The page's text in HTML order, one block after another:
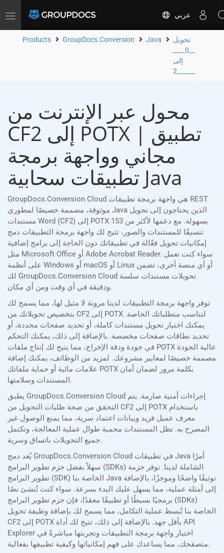
Toggle
عربي
Products GroupDocs.Conversion Java
تحويل
إلى
محول عبر الإنترنت من
CF2 إلى POTX | تطبيق
مجاني وواجهة برمجة
تطبيقات سحابية Java
GroupDocs.Conversion Cloud هي واجهة برمجة تطبيقات REST
موثوقة، مصممة خصيصًا لمطوري Java الذين يحتاجون إلى تحويل
مستندات Word (CF2) إلى POTX بسهولة. مع دعمها لأكثر من 153
تنسيقًا للمستندات والصور، تتيح لك واجهة برمجة التطبيقات دمج
إمكانيات تحويل فعّالة في تطبيقاتك دون الحاجة إلى برامج إضافية
مثل Microsoft Office أو Adobe Acrobat Reader. سواء كنت تعمل
على أنظمة Windows أو macOS أو Linux أو أي منصة أخرى، تضمن
لك GroupDocs.Conversion Cloud تحويلات مستندات سلسة
ودقيقة في أي وقت ومن أي مكان.
توفر واجهة برمجة التطبيقات لدينا مرونة لا مثيل لها، مما يسمح لك
بتخصيص تحويلاتك من CF2 إلى POTX لتناسب متطلباتك الخاصة.
يمكنك اختيار تحويل مستندات كاملة، أو تحديد صفحات محددة، أو
تحديد نطاقات صفحات مخصصة. بالإضافة إلى ذلك، يمكنك التحكم
في جودة ودقة الإخراج، مما يتيح لك إنتاج ملفات POTX عالية الجودة
مصممة خصيصًا لمعايير مشروعك. لمزيد من الوظائف، يمكنك إضافة
علامات مائية أو حماية ملفاتك POTX بكلمة مرور لضمان أمان
المستندات وسلامتها.
يطبق GroupDocs.Conversion Cloud إجراءات أمنية صارمة. يتم
التحقق من صحة طلبات التحويل من CF2 إلى POTX باستخدام
معرف عميل فريد وبيانات اعتماد سرية، مما يمنع الوصول غير
المصرح به. تظل المستندات محمية طوال عملية المعالجة، وتكتمل
جميع التحويلات باتساق وسرية.
يُعد دمج GroupDocs.Conversion Cloud في تطبيقات Java أمرًا
سهلاً بفضل حزم تطوير البرامج (SDKs) الشاملة لدينا. توفر حزمة
تطوير البرامج (SDK) الخاصة بنا Java توثيقًا واضحًا وموجزًا، بالإضافة
إلى أمثلة عملية، مما يسهل عليك البدء بسرعة. سواء كنت تُنشئ نصًا
برمجيًا بسيطًا أو تطبيقًا معقدًا، فإن حزم تطوير البرامج (SDKs)
الخاصة بنا تُبسط عملية التكامل، مما يسمح لك بإضافة وظيفة تحويل
CF2 إلى POTX بأقل جهد. بالإضافة إلى ذلك، تتيح لك أداة API
Explorer اختبار واجهة برمجة التطبيقات وتجربتها مباشرةً في
متصفحك، مما يساعدك على فهم إمكانياتها وكيفية تطبيقها بفعالية.